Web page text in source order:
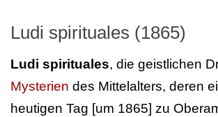
Ludi spirituales (1865)
Ludi spirituales, die geistlichen
Mysterien des Mittelalters, deren
heutigen Tag [um 1865] zu